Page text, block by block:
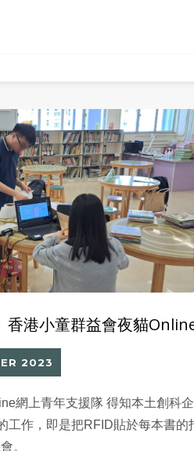
香港小童群益會夜貓
2023
網上青年支援隊 得知本土創科
工作，即是把RFID貼於每本書
。